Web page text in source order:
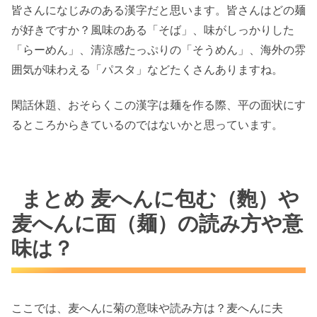
皆さんになじみのある漢字だと思います。皆さんはどの麺
が好きですか？風味のある「そば」、味がしっかりした
「らーめん」、清涼感たっぷりの「そうめん」、海外の雰
囲気が味わえる「パスタ」などたくさんありますね。
閑話休題、おそらくこの漢字は麺を作る際、平の面状にす
るところからきているのではないかと思っています。
まとめ 麦へんに包む（麭）や
麦へんに面（麺）の読み方や意
味は？
ここでは、麦へんに菊の意味や読み方は？麦へんに夫